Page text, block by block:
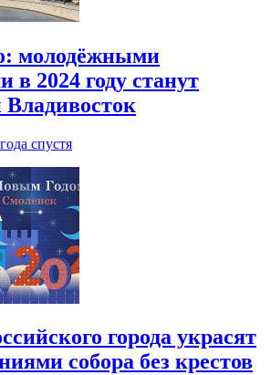
молодёжными
в 2024 году станут
спустя
города украсят
собора без крестов